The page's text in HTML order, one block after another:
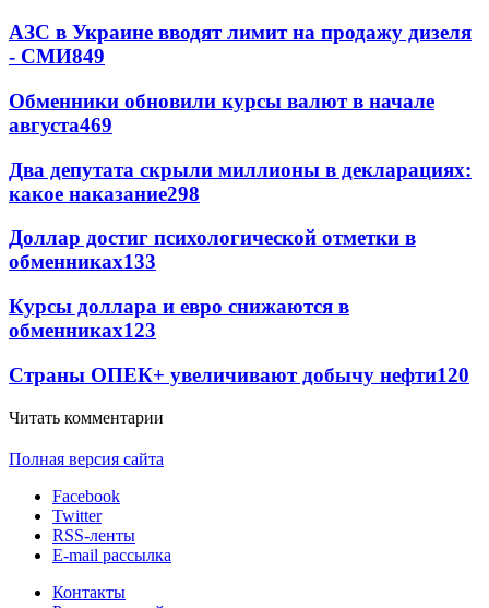
АЗС в Украине вводят лимит на продажу дизеля
- СМИ849
Обменники обновили курсы валют в начале
августа469
Два депутата скрыли миллионы в декларациях:
какое наказание298
Доллар достиг психологической отметки в
обменниках133
Курсы доллара и евро снижаются в
обменниках123
Страны ОПЕК+ увеличивают добычу нефти120
Читать комментарии
Полная версия сайта
Facebook
Twitter
RSS-ленты
E-mail рассылка
Контакты